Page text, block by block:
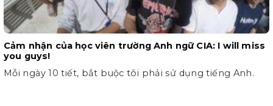
Cảm nhận của học viên trường Anh ngữ CIA: I will miss
you guys!
Mỗi ngày 10 tiết, bắt buộc tôi phải sử dụng tiếng Anh.